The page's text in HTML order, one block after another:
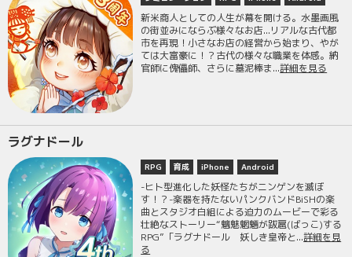
新米商人としての人生が幕を開ける。水墨画風
の街並みにならぶ様々なお店...リアルな古代都
市を再現！小さなお店の経営から始まり、やが
ては大富豪に！？古代の様々な職業を体感。納
官師に傀儡師、さらに墓泥棒ま...詳細を見る
ラグナドール
RPG 育成 iPhone Android
-ヒト型進化した妖怪たちがニンゲンを滅ぼ
す！？-楽器を持たないパンクバンドBiSHの楽
曲とスタジオ白組による迫力のムービーで彩る
壮絶なストーリー“魑魅魍魎が跋扈(ばっこ)する
RPG”「ラグナドール 妖しき皇帝と...詳細を見
る